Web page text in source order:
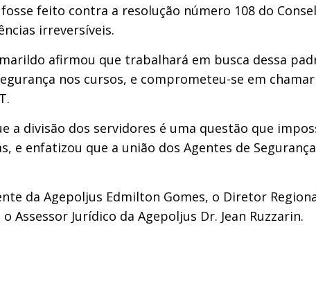
feito contra a resolução número 108 do
irreversíveis.
afirmou que trabalhará em busca dessa
nos cursos, e comprometeu-se em
a divisão dos servidores é uma questão que
e enfatizou que a união dos Agentes de
da Agepoljus Edmilton Gomes, o Diretor
Assessor Jurídico da Agepoljus Dr. Jean Ruzzarin.